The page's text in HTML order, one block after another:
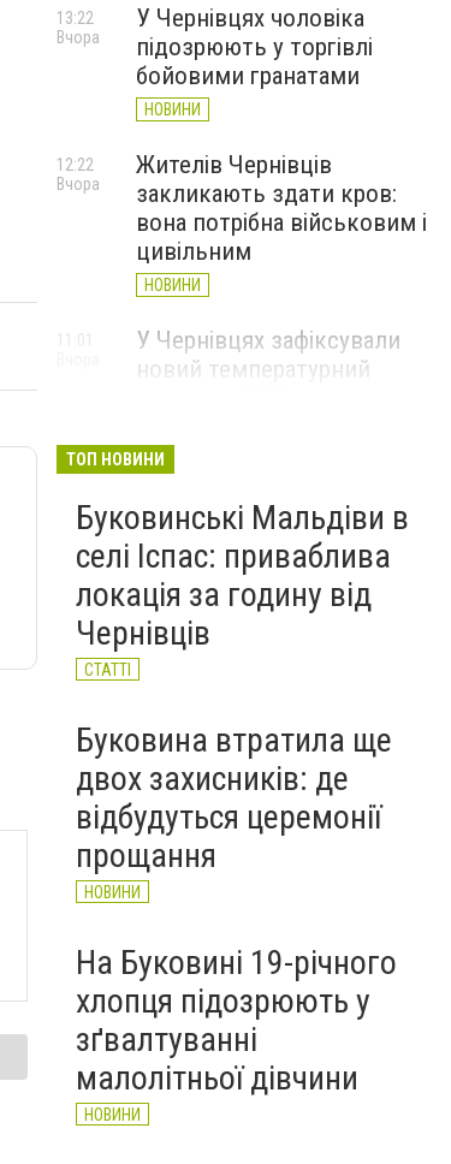
У Чернівцях чоловіка
підозрюють у торгівлі
бойовими гранатами
НОВИНИ
13:22
Вчора
Жителів Чернівців
закликають здати кров:
вона потрібна військовим і
цивільним
НОВИНИ
12:22
Вчора
У Чернівцях зафіксували
новий температурний
11:01
області обмежили рух
великовагового транспорту
НОВИНИ
Вчора
ТОП НОВИНИ
Буковинські Мальдіви в
селі Іспас: приваблива
локація за годину від
Чернівців
СТАТТІ
Буковина втратила ще
двох захисників: де
відбудуться церемонії
прощання
НОВИНИ
На Буковині 19-річного
хлопця підозрюють у
зґвалтуванні
малолітньої дівчини
НОВИНИ